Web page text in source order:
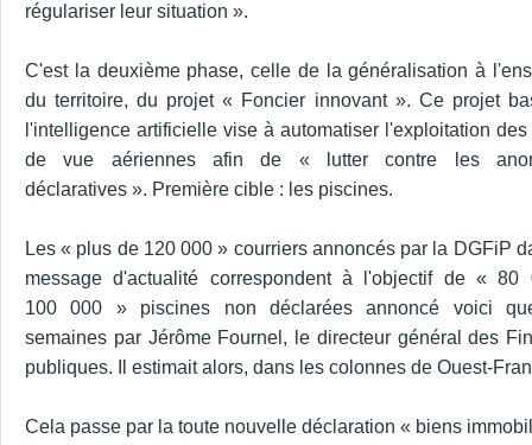
régulariser leur situation ».
C'est la deuxième phase, celle de la généralisation à
du territoire, du projet « Foncier innovant ». Ce projet
l'intelligence artificielle vise à automatiser l'exploitation des
de vue aériennes afin de « lutter contre les
déclaratives ». Première cible : les piscines.
Les « plus de 120 000 » courriers annoncés par la DGFiP
message d'actualité correspondent à l'objectif de « 80
100 000 » piscines non déclarées annoncé voici
semaines par Jérôme Fournel, le directeur général des
publiques. Il estimait alors, dans les colonnes de Ouest-
Cela passe par la toute nouvelle déclaration « biens